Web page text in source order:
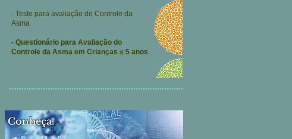
- Teste para avaliação do Controle da
Asma
- Questionário para Avaliação do
Controle da Asma em Crianças ≤ 5 anos
Conheça: